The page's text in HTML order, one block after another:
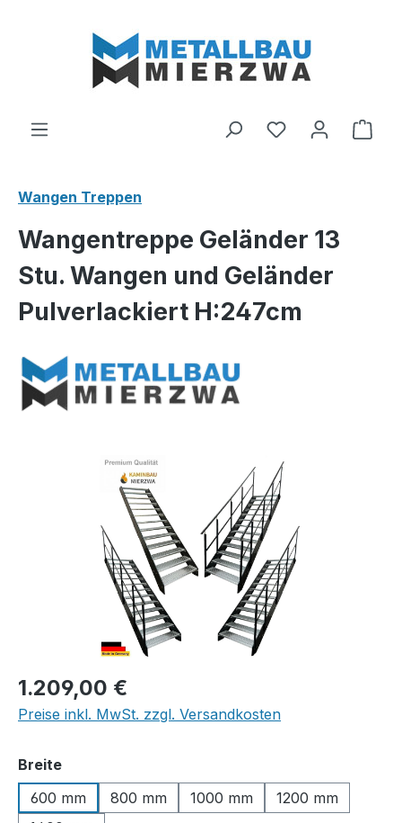
Du hast 0
Wangen Treppen
Wangentreppe Geländer 13
Stu. Wangen und Geländer
Pulverlackiert H:247cm
Bildergalerie überspringen
Regulärer Preis:
1.209,00 €
Preise inkl. MwSt. zzgl. Versandkosten
Breiteauswählen
600 mm
800 mm 1000 mm
1200 mm